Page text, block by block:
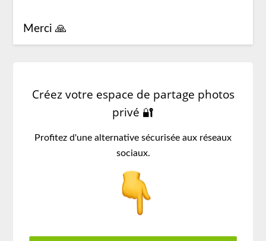
Merci 🙏
Créez votre espace de partage photos
privé 🔐
Profitez d'une alternative sécurisée aux réseaux
sociaux.